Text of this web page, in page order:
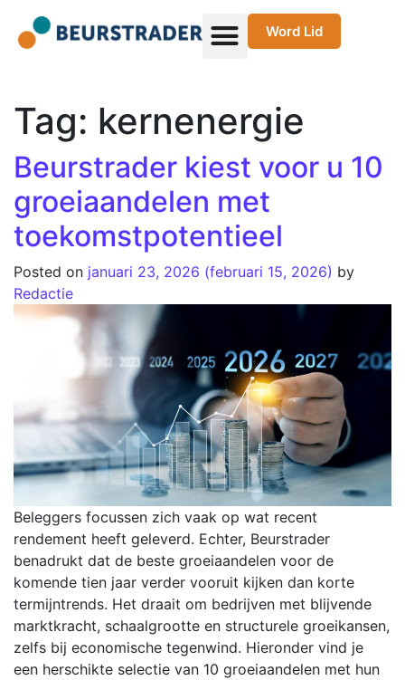
Word Lid
Tag: kernenergie
Beurstrader kiest voor u 10
groeiaandelen met
toekomstpotentieel
Posted on januari 23, 2026 (februari 15, 2026) by
Redactie
Beleggers focussen zich vaak op wat recent
rendement heeft geleverd. Echter, Beurstrader
benadrukt dat de beste groeiaandelen voor de
komende tien jaar verder vooruit kijken dan korte
termijntrends. Het draait om bedrijven met blijvende
marktkracht, schaalgrootte en structurele groeikansen,
zelfs bij economische tegenwind. Hieronder vind je
een herschikte selectie van 10 groeiaandelen met hun